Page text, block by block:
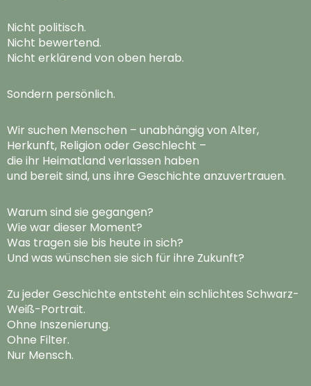
Nicht politisch.
Nicht bewertend.
Nicht erklärend von oben herab.
Sondern persönlich.
Wir suchen Menschen – unabhängig von Alter,
Herkunft, Religion oder Geschlecht –
die ihr Heimatland verlassen haben
und bereit sind, uns ihre Geschichte anzuvertrauen.
Warum sind sie gegangen?
Wie war dieser Moment?
Was tragen sie bis heute in sich?
Und was wünschen sie sich für ihre Zukunft?
Zu jeder Geschichte entsteht ein schlichtes Schwarz-
Weiß-Portrait.
Ohne Inszenierung.
Ohne Filter.
Nur Mensch.